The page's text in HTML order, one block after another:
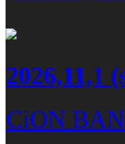
2026,11,1
CiON